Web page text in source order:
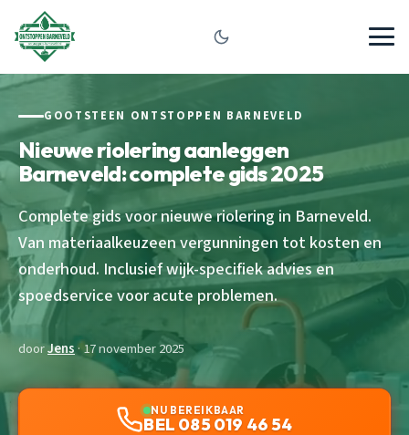
GOOTSTEEN ONTSTOPPEN BARNEVELD
Nieuwe riolering aanleggen
Barneveld: complete gids 2025
Complete gids voor nieuwe riolering in Barneveld.
Van materiaalkeuzeen vergunningen tot kosten en
onderhoud. Inclusief wijk-specifiek advies en
spoedservice voor acute problemen.
doorJens· 17 november 2025
NU BEREIKBAAR
BEL 085 019 46 54